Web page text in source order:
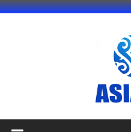
Перейти
АЗИЯ